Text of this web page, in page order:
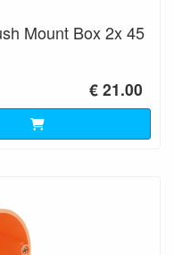
Mount Box 2x 45
€ 21.00